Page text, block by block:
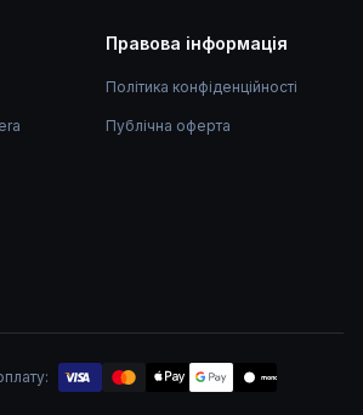
Правова інформація
Політика конфіденційності
Публічна оферта
mono